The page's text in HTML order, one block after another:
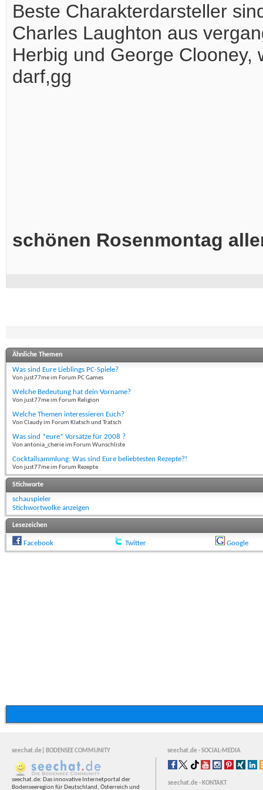
Beste Charakterdarsteller
Charles Laughton aus
Herbig und George
darf,gg
schönen Rosenmontag
Ähnliche Themen
Was sind Eure Lieblings PC-Spiele?
Von just77me im Forum PC Games
Welche Bedeutung hat dein Vorname?
Von just77me im Forum Religion
Welche Themen interessieren Euch?
Von Claudy im Forum Klatsch und Tratsch
Was sind *eure* Vorsätze für 2008 ?
Von antonia_cherie im Forum Wunschliste
Cocktailsammlung: Was sind Eure beliebtesten Rezepte?!
Von just77me im Forum Rezepte
Stichworte
schauspieler
Stichwortwolke anzeigen
Lesezeichen
Facebook Twitter Google
seechat.de| BODENSEE COMMUNITY seechat.de - SOCIAL-MEDIA
seechat.de: Das innovative Internetportal der
Bodenseeregion für Deutschland, Österreich und
seechat.de - KONTAKT